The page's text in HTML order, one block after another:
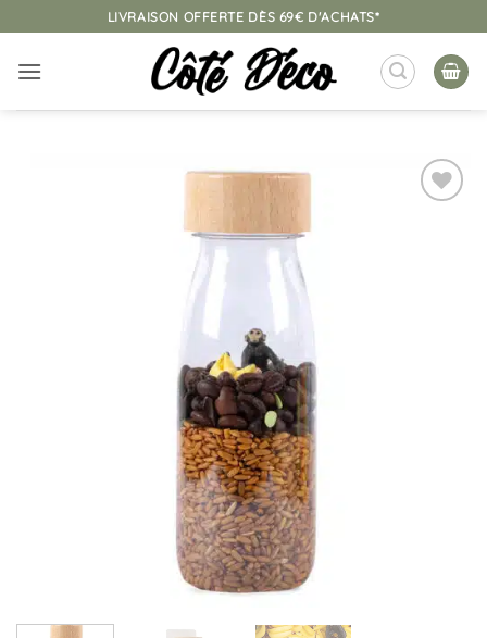
au
contenu
LIVRAISON OFFERTE DÈS 69€ D'ACHATS*